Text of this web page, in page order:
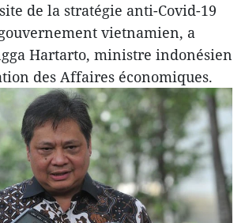
de la stratégie anti-Covid-19
vietnamien, a
Hartarto, ministre indonésien
des Affaires économiques.